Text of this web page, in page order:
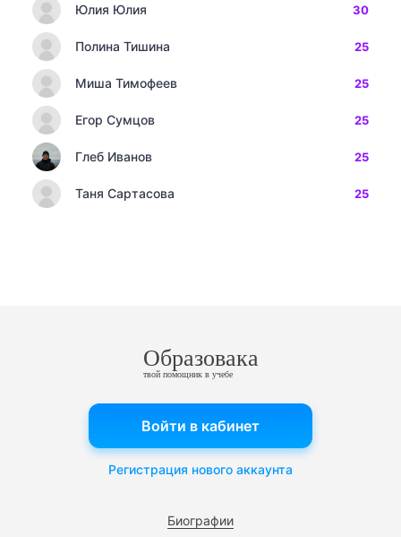
Юлия Юлия 30
Полина Тишина 25
Миша Тимофеев 25
Егор Сумцов 25
Глеб Иванов 25
Таня Сартасова 25
Образовака
твой помощник в учебе
Биографии
Войти в кабинет
Регистрация нового аккаунта